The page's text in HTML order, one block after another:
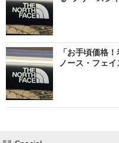
「お手頃価格
ノース・フェ